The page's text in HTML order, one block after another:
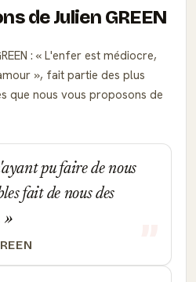
de Julien GREEN
:
L'enfer est médiocre,
, fait partie des plus
que nous vous proposons de
pu faire de nous
fait de nous des